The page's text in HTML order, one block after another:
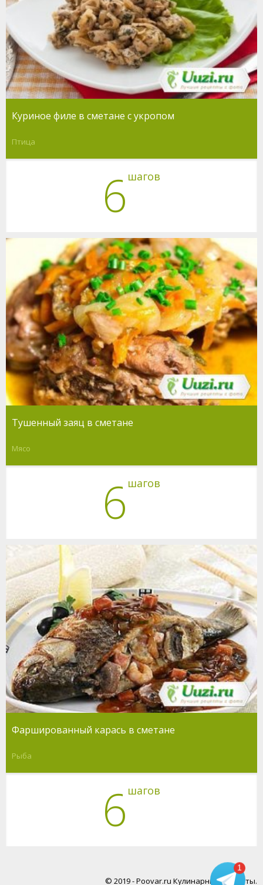
Куриное филе в сметане с укропом
Птица
6 шагов
Тушенный заяц в сметане
Мясо
6 шагов
Фаршированный карась в сметане
Рыба
6 шагов
© 2019 - Poovar.ru Кулинарные рецепты.
1